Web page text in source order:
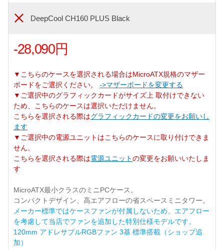
DeepCool CH160 PLUS Black
-28,090円
▼こちらのケースを選択される場合はMicroATX規格のマザー
ボードをご選択ください。 ->マザーボードを変更する
▼ご選択中のグラフィックカードがサイズ上 取付けできない
ため、こちらのケースは選択いただけません。
こちらを選択される際はグラフィックカードの変更をお願いし
ます
▼ご選択中の電源ユニットはこちらのケースに取り付けできま
せん。
こちらを選択される際は電源ユニットの変更をお願いいたしま
す
MicroATX最小クラスのミニPCケース。
コンパクトデザイン、高エアフローの省スペースミニタワー。
メーカー標準ではケースファンが付属しないため、エアフロー
を考慮して当店でファンを追加した特別仕様モデルです。
120mm アドレサブルRGBファン 3基 標準搭載（ショップ追
加）